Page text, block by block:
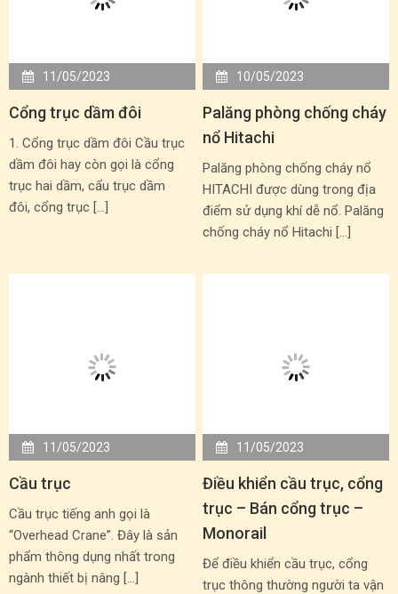
11/05/2023
Cổng trục dầm đôi
1. Cổng trục dầm đôi Cầu trục
dầm đôi hay còn gọi là cổng
trục hai dầm, cẩu trục dầm
đôi, cổng trục […]
10/05/2023
Palăng phòng chống cháy
nổ Hitachi
Palăng phòng chống cháy nổ
HITACHI được dùng trong địa
điểm sử dụng khí dễ nổ. Palăng
chống cháy nổ Hitachi […]
11/05/2023
Cầu trục
Cầu trục tiếng anh gọi là
“Overhead Crane”. Đây là sản
phẩm thông dụng nhất trong
ngành thiết bị nâng […]
11/05/2023
Điều khiển cầu trục, cổng
trục – Bán cổng trục –
Monorail
Để điều khiển cầu trục, cổng
trục thông thường người ta vận